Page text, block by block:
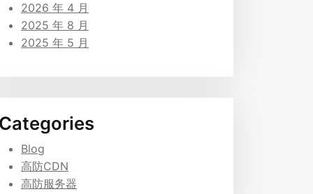
2026 年 4 月
2025 年 8 月
2025 年 5 月
Blog
高防CDN
高防服务器